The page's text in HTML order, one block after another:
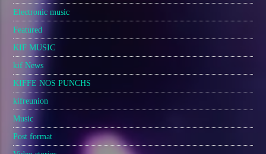
Electronic music
Featured
KIF MUSIC
kif News
KIFFE NOS PUNCHS
kifreunion
Music
Post format